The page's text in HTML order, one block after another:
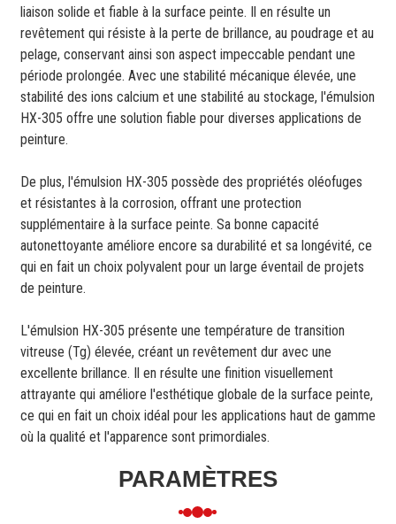
liaison solide et fiable à la surface peinte. Il en résulte un
revêtement qui résiste à la perte de brillance, au poudrage et au
pelage, conservant ainsi son aspect impeccable pendant une
période prolongée. Avec une stabilité mécanique élevée, une
stabilité des ions calcium et une stabilité au stockage, l'émulsion
HX-305 offre une solution fiable pour diverses applications de
peinture.
De plus, l'émulsion HX-305 possède des propriétés oléofuges
et résistantes à la corrosion, offrant une protection
supplémentaire à la surface peinte. Sa bonne capacité
autonettoyante améliore encore sa durabilité et sa longévité, ce
qui en fait un choix polyvalent pour un large éventail de projets
de peinture.
L'émulsion HX-305 présente une température de transition
vitreuse (Tg) élevée, créant un revêtement dur avec une
excellente brillance. Il en résulte une finition visuellement
attrayante qui améliore l'esthétique globale de la surface peinte,
ce qui en fait un choix idéal pour les applications haut de gamme
où la qualité et l'apparence sont primordiales.
PARAMÈTRES